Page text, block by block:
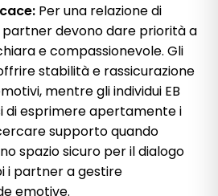
Per una relazione di
devono dare priorità a
e compassionevole. Gli
stabilità e rassicurazione
mentre gli individui EB
di esprimere apertamente i
supporto quando
spazio sicuro per il dialogo
i partner a gestire
emotive.